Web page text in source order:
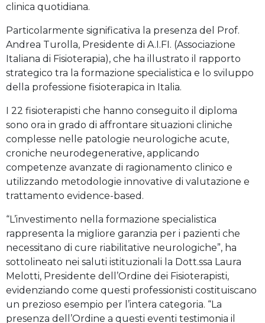
clinica quotidiana.
Particolarmente significativa la presenza del Prof.
Andrea Turolla, Presidente di A.I.FI. (Associazione
Italiana di Fisioterapia), che ha illustrato il rapporto
strategico tra la formazione specialistica e lo sviluppo
della professione fisioterapica in Italia.
I 22 fisioterapisti che hanno conseguito il diploma
sono ora in grado di affrontare situazioni cliniche
complesse nelle patologie neurologiche acute,
croniche neurodegenerative, applicando
competenze avanzate di ragionamento clinico e
utilizzando metodologie innovative di valutazione e
trattamento evidence-based.
“L’investimento nella formazione specialistica
rappresenta la migliore garanzia per i pazienti che
necessitano di cure riabilitative neurologiche”, ha
sottolineato nei saluti istituzionali la Dott.ssa Laura
Melotti, Presidente dell’Ordine dei Fisioterapisti,
evidenziando come questi professionisti costituiscano
un prezioso esempio per l’intera categoria. “La
presenza dell’Ordine a questi eventi testimonia il